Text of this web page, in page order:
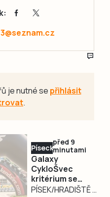
je nutné se přihlásit
.
Písecko
před 9
minutami
Galaxy
CykloŠvec
kritérium se
vrací na Hradiště
PÍSEK/HRADIŠTĚ –